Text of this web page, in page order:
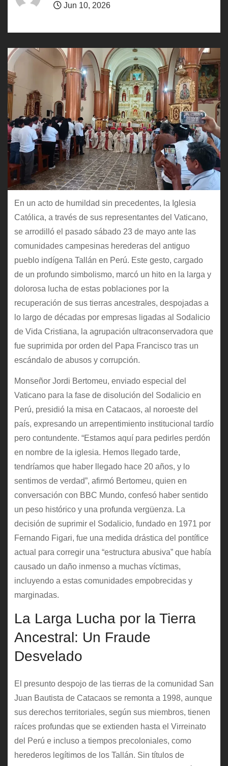
Jun 10, 2026
En un acto de humildad sin precedentes, la Iglesia
Católica, a través de sus representantes del Vaticano,
se arrodilló el pasado sábado 23 de mayo ante las
comunidades campesinas herederas del antiguo
pueblo indígena Tallán en Perú. Este gesto, cargado
de un profundo simbolismo, marcó un hito en la larga y
dolorosa lucha de estas poblaciones por la
recuperación de sus tierras ancestrales, despojadas a
lo largo de décadas por empresas ligadas al Sodalicio
de Vida Cristiana, la agrupación ultraconservadora que
fue suprimida por orden del Papa Francisco tras un
escándalo de abusos y corrupción.
Monseñor Jordi Bertomeu, enviado especial del
Vaticano para la fase de disolución del Sodalicio en
Perú, presidió la misa en Catacaos, al noroeste del
país, expresando un arrepentimiento institucional tardío
pero contundente. “Estamos aquí para pedirles perdón
en nombre de la iglesia. Hemos llegado tarde,
tendríamos que haber llegado hace 20 años, y lo
sentimos de verdad”, afirmó Bertomeu, quien en
conversación con BBC Mundo, confesó haber sentido
un peso histórico y una profunda vergüenza. La
decisión de suprimir el Sodalicio, fundado en 1971 por
Fernando Figari, fue una medida drástica del pontífice
actual para corregir una “estructura abusiva” que había
causado un daño inmenso a muchas víctimas,
incluyendo a estas comunidades empobrecidas y
marginadas.
La Larga Lucha por la Tierra
Ancestral: Un Fraude
Desvelado
El presunto despojo de las tierras de la comunidad San
Juan Bautista de Catacaos se remonta a 1998, aunque
sus derechos territoriales, según sus miembros, tienen
raíces profundas que se extienden hasta el Virreinato
del Perú e incluso a tiempos precoloniales, como
herederos legítimos de los Tallán. Sin títulos de